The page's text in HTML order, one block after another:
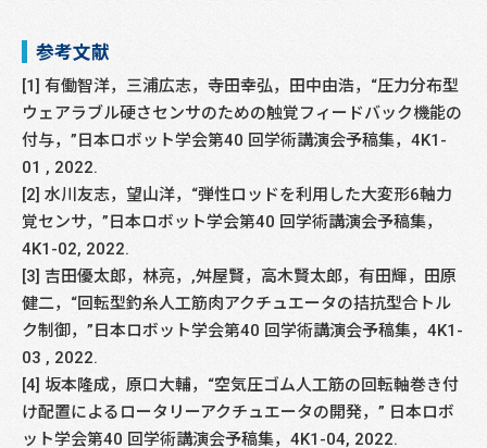
参考文献
[1] 有働智洋，三浦広志，寺田幸弘，田中由浩，“圧力分布型
ウェアラブル硬さセンサのための触覚フィードバック機能の
付与，”日本ロボット学会第40 回学術講演会予稿集，4K1-
01 , 2022.
[2] 水川友志，望山洋，“弾性ロッドを利用した大変形6軸力
覚センサ，”日本ロボット学会第40 回学術講演会予稿集，
4K1-02, 2022.
[3] 吉田優太郎，林亮，,舛屋賢，高木賢太郎，有田輝，田原
健二，“回転型釣糸人工筋肉アクチュエータの拮抗型合トル
ク制御，”日本ロボット学会第40 回学術講演会予稿集，4K1-
03 , 2022.
[4] 坂本隆成，原口大輔，“空気圧ゴム人工筋の回転軸巻き付
け配置によるロータリーアクチュエータの開発，” 日本ロボ
ット学会第40 回学術講演会予稿集，4K1-04, 2022.